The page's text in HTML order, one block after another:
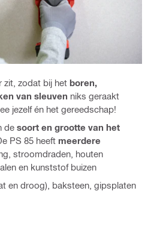
zit, zodat bij het boren,
van sleuven niks geraakt
jezelf én het gereedschap!
de soort en grootte van het
PS 85 heeft meerdere
stroomdraden, houten
en kunststof buizen
en droog), baksteen, gipsplaten